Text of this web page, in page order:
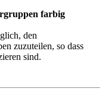
farbig
den
zuzuteilen, so dass
sind.